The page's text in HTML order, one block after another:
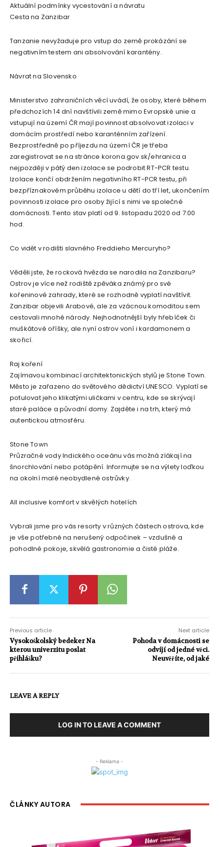
Aktuální podmínky vycestování a návratu
Cesta na Zanzibar
Tanzanie nevyžaduje pro vstup do země prokázání se
negativním testem ani absolvování karantény.
Návrat na Slovensko
Ministerstvo zahraničních věcí uvádí, že osoby, které během
předchozích 14 dní navštívili země mimo Evropské unie a
vstupují na území ČR mají povinnost absolvovat izolaci v
domácím prostředí nebo karanténním zařízení.
Bezprostředně po příjezdu na území ČR je třeba
zaregistrovat se na stránce korona.gov.sk/ehranica a
nejpozději v pátý den izolace se podrobit RT-PCR testu.
Izolace končí obdržením negativního RT-PCR testu, při
bezpříznakovém průběhu izolace u dětí do tří let, ukončením
povinnosti izolace pro osoby žijící s nimi ve společné
domácnosti. Tento stav platí od 9. listopadu 2020 od 7:00
hod.
Co vidět v rodišti slavného Freddieho Mercuryho?
Věděli jste, že rocková hvězda se narodila na Zanzibaru?
Ostrov je více než rodiště zpěváka známý pro své
kořeninové zahrady, které se rozhodně vyplatí navštívit.
Zanzibar objevili Arabové, ale za vzácnou komoditou sem
cestovali mnohé národy. Nejhodnotnější byly hřebíček či
muškátové oříšky, ale nyní ostrov voní i kardamonem a
skořicí.
Raj koření
Zajímavou kombinací architektonických stylů je Stone Town.
Město je zařazeno do světového dědictví UNESCO. Vyplatí se
potulovat jeho klikatými uličkami v centru, kde se skrývají
staré paláce a původní domy. Zajděte i na trh, který má
autentickou atmosféru.
Stone Town
Průzračné vody Indického oceánu vás možná zlákají na
šnorchlování nebo potápění. Informujte se na výlety loďkou
na okolní malé neobydlené ostrůvky.
All inclusive komfort v skvělých hotelích
Vybrali jsme pro vás resorty v různých částech ostrova, kde
je vše potřebné na nerušený odpočinek – vzdušné a
pohodlné pokoje, skvělá gastronomie a čisté pláže.
Previous article
Vysokoškolský bedeker Na
kterou univerzitu poslat
přihlášku?
Next article
Pohoda v domácnosti se
odvíjí od jedné věci.
Neuvěříte, od jaké
LEAVE A REPLY
LOG IN TO LEAVE A COMMENT
- Reklama -
ČLÁNKY AUTORA